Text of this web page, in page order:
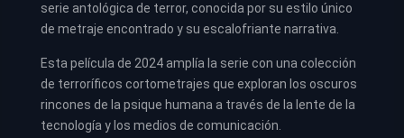
serie antológica de terror, conocida por su estilo único
de metraje encontrado y su escalofriante narrativa.
Esta película de 2024 amplía la serie con una colección
de terroríficos cortometrajes que exploran los oscuros
rincones de la psique humana a través de la lente de la
tecnología y los medios de comunicación.